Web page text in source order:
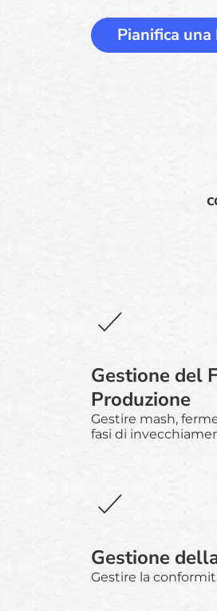
Pianifica una
Gestione del
Produzione
Gestire mash,
fasi di
Gestione
Gestire la